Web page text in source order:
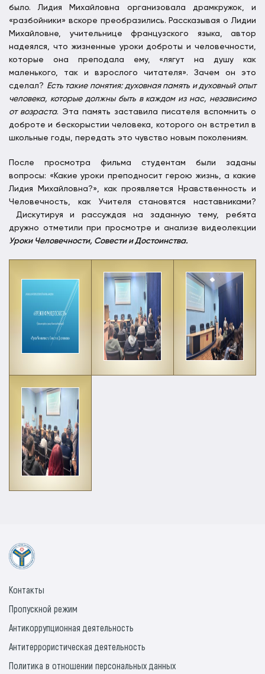
было. Лидия Михайловна организовала драмкружок, и
«разбойники» вскоре преобразились. Рассказывая о Лидии
Михайловне, учительнице французского языка, автор
надеялся, что жизненные уроки доброты и человечности,
которые она преподала ему, «лягут на душу как
маленького, так и взрослого читателя». Зачем он это
сделал? Есть такие понятия: духовная память и духовный опыт
человека, которые должны быть в каждом из нас, независимо
от возраста. Эта память заставила писателя вспомнить о
доброте и бескорыстии человека, которого он встретил в
школьные годы, передать это чувство новым поколениям.
После просмотра фильма студентам были заданы
вопросы: «Какие уроки преподносит герою жизнь, а какие
Лидия Михайловна?», как проявляется Нравственность и
Человечность, как Учителя становятся наставниками?
Дискутируя и рассуждая на заданную тему, ребята
дружно отметили при просмотре и анализе видеолекции
Уроки Человечности, Совести и Достоинства.
Контакты
Пропускной режим
Антикоррупционная деятельность
Антитеррористическая деятельность
Политика в отношении персональных данных